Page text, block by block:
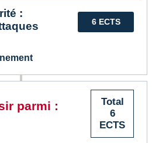
6 ECTS
:
Total
6
ECTS
parmi :